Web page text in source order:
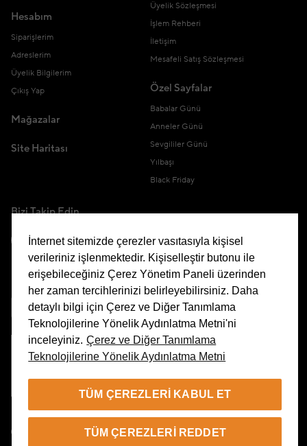
Hesabım
Siparişlerim
Adreslerim
Üyelik Bilgilerim
Çıkış Yap
Mağazalar
Site Haritası
Üyelik Sözleşmesi
İşlem Rehberi
İletişim
Mesafeli Satış Sözleşmesi
Özel Sayfalar
Babalar Günü
Anneler Günü
Sevgililer Günü
Yılbaşı
Black Friday
Bizi Takip Edin
Uygulamamızı İndirin
İnternet sitemizde çerezler vasıtasıyla kişisel
verileriniz işlenmektedir. Kişiselleştir butonu ile
erişebileceğiniz Çerez Yönetim Paneli üzerinden
her zaman tercihlerinizi belirleyebilirsiniz. Daha
detaylı bilgi için Çerez ve Diğer Tanımlama
Teknolojilerine Yönelik Aydınlatma Metni'ni
inceleyiniz. Çerez ve Diğer Tanımlama
Teknolojilerine Yönelik Aydınlatma Metni
TÜM ÇEREZLERI KABUL ET
TÜM ÇEREZLERI REDDET